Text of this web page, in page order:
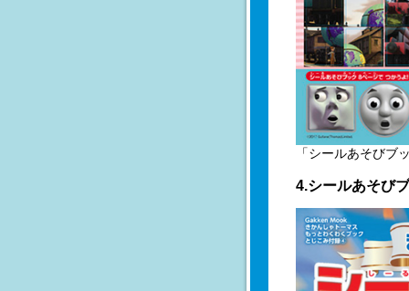
「シールあそびブ
4.シールあそび